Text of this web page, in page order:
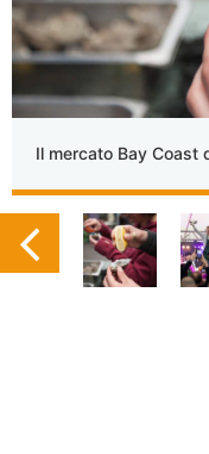
Il mercato Bay Coast